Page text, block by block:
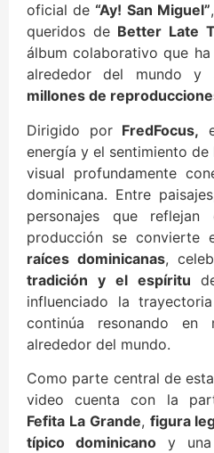
oficial de“Ay! San Miguel”
queridos de Better Late
álbum colaborativo que
alrededor del mundo y
millones de
Dirigido por FredFocus,
energía y el sentimiento
visual profundamente
dominicana. Entre
personajes que
producción se convierte
raíces dominicanas,
tradición y el espíritu
influenciado la
continúa resonando en
alrededor del mundo.
Como parte central de
video cuenta con la
Fefita La Grande, figura
típico dominicano y